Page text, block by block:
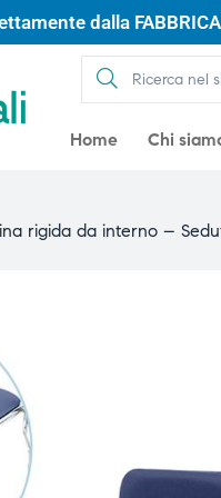
dalla
Home Chi
rigida da interno –